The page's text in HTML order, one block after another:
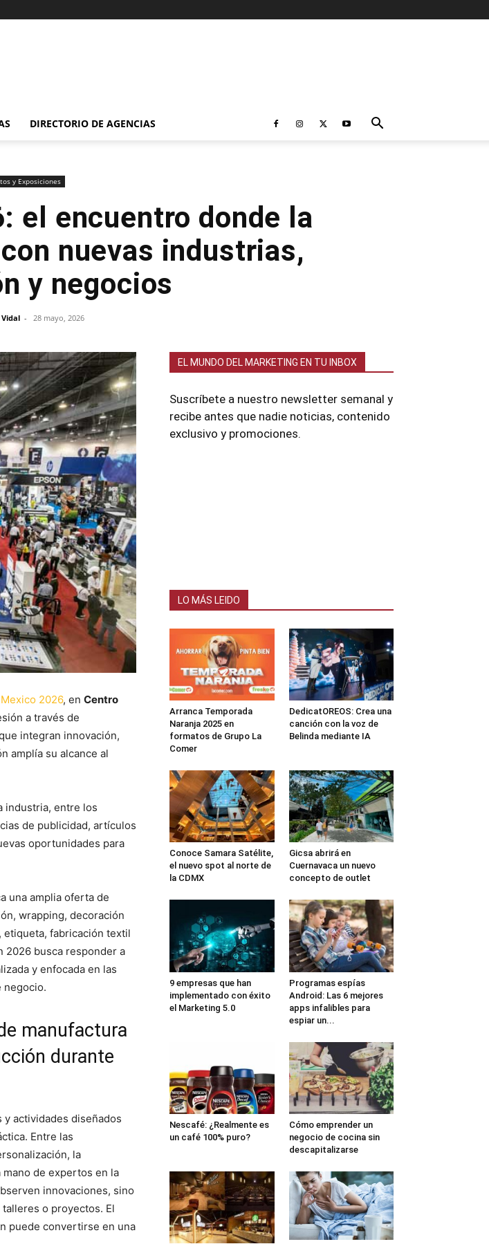
DIRECTORIO DE AGENCIAS
y Exposiciones
el encuentro donde la
nuevas industrias,
y negocios
Vidal - 28 mayo, 2026
Mexico 2026, en Centro
a través de
integran innovación,
amplía su alcance al
industria, entre los
de publicidad, artículos
oportunidades para
una amplia oferta de
wrapping, decoración
etiqueta, fabricación textil
2026 busca responder a
y enfocada en las
negocio.
manufactura
durante
actividades diseñados
Entre las
la
de expertos en la
innovaciones, sino
o proyectos. El
puede convertirse en una
EL MUNDO DEL MARKETING EN TU INBOX
Suscríbete a nuestro newsletter semanal y
recibe antes que nadie noticias, contenido
exclusivo y promociones.
LO MÁS LEIDO
Arranca Temporada
Naranja 2025 en
formatos de Grupo La
Comer
DedicatOREOS: Crea una
canción con la voz de
Belinda mediante IA
Conoce Samara Satélite,
el nuevo spot al norte de
la CDMX
Gicsa abrirá en
Cuernavaca un nuevo
concepto de outlet
9 empresas que han
implementado con éxito
el Marketing 5.0
Programas espías
Android: Las 6 mejores
apps infalibles para
espiar un...
Nescafé: ¿Realmente es
un café 100% puro?
Cómo emprender un
negocio de cocina sin
descapitalizarse